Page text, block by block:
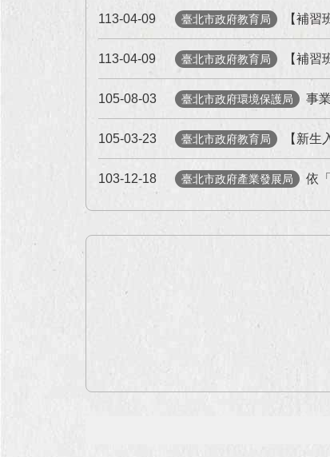
113-04-09 臺北市政府教育局 【補
113-04-09 臺北市政府教育局 【補
105-08-03 臺北市政府環境保護局 事
105-03-23 臺北市政府教育局 【新
103-12-18 臺北市政府產業發展局 依「